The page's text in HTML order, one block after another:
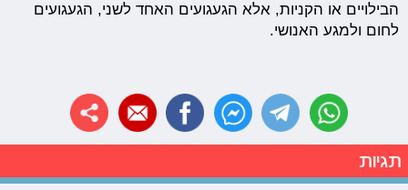
הבילויים או הקניות, אלא הגעגועים האחד לשני, הגעגועים
לחום ולמגע האנושי.
תגיות